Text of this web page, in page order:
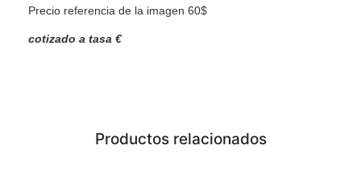
Precio referencia de la imagen 60$
cotizado a tasa €
Productos relacionados